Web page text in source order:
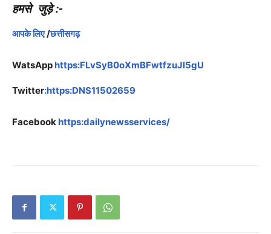
हमसे जुड़े :-
आपके लिए/छत्तीसगढ़
WatsApp https:FLvSyB0oXmBFwtfzuJl5gU
Twitter:https:DNS11502659
Facebook https:dailynewsservices/